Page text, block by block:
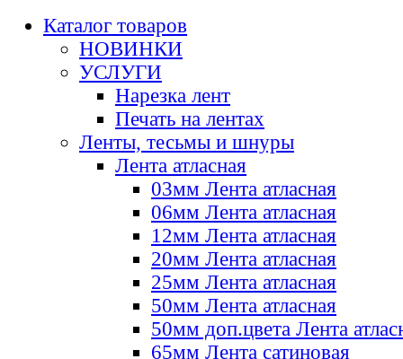
Каталог товаров
НОВИНКИ
УСЛУГИ
Нарезка лент
Печать на лентах
Ленты, тесьмы и шнуры
Лента атласная
03мм Лента атласная
06мм Лента атласная
12мм Лента атласная
20мм Лента атласная
25мм Лента атласная
50мм Лента атласная
50мм доп.цвета Лента
65мм Лента сатиновая